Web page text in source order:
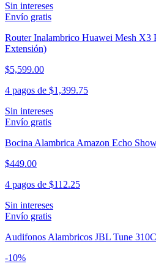
Sin intereses
Envío gratis
Router Inalambrico Huawei Mesh X3
Extensión)
$5,599.00
4 pagos de $1,399.75
Sin intereses
Envío gratis
Bocina Alambrica Amazon Echo
$449.00
4 pagos de $112.25
Sin intereses
Envío gratis
Audifonos Alambricos JBL Tune
-10%